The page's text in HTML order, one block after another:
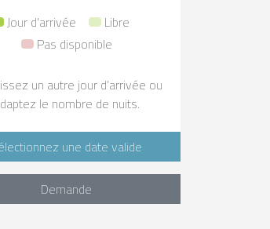
Jour d'arrivée
Libre
Pas disponible
un autre jour d’arrivée ou
le nombre de nuits.
une date valide
Demande